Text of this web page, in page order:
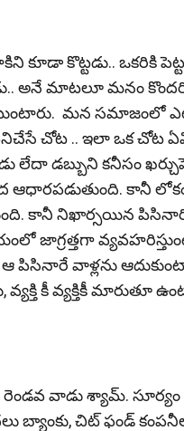
కొట్ట‌డు.. ఒకరికి
అనే మాట‌లూ మ‌నం
మ‌న స‌మాజంలో
ప‌నిచేసే చోట .. ఇలా ఒక
లేదా డబ్బుని కనీసం
కానీ లోకం
కానీ నిఖార్సయిన
జాగ్రత్తగా
ఆ పిసినారే వాళ్లను
కీ వ్యక్తికీ మారుతూ
రెండవ వాడు శ్యామ్.
చిట్ ఫండ్